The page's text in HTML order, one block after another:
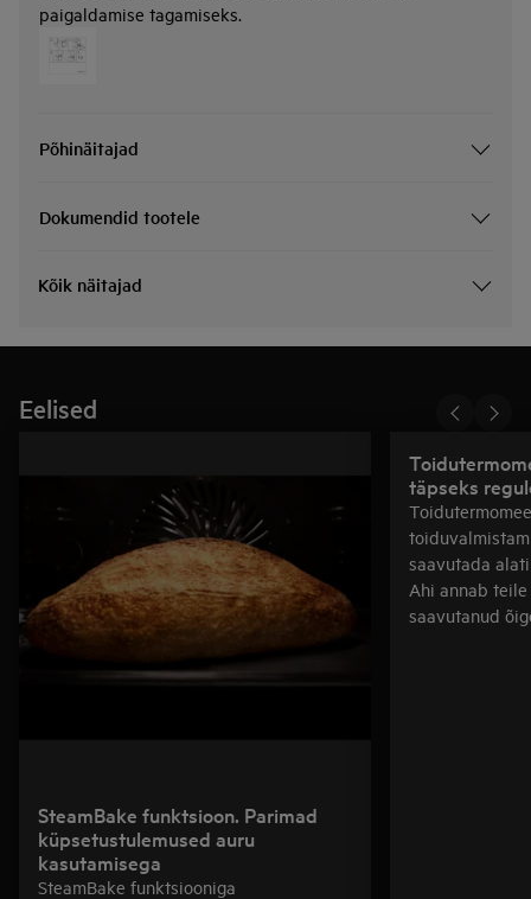
paigaldamise tagamiseks.
Põhinäitajad
Dokumendid tootele
Kõik näitajad
Eelised
SteamBake funktsioon. Parimad
küpsetustulemused auru
kasutamisega
SteamBake funktsiooniga
täpseks
saavutada
Ahi annab
saavutanud